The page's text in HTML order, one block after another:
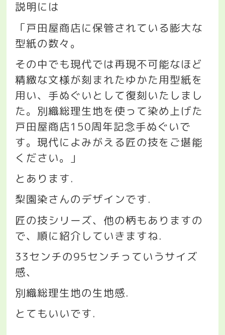
説明には
「戸田屋商店に保管されている膨大な
型紙の数々。
その中でも現代では再現不可能なほど
精緻な文様が刻まれたゆかた用型紙を
用い、手ぬぐいとして復刻いたしまし
た。別織総理生地を使って染め上げた
戸田屋商店150周年記念手ぬぐいで
す。現代によみがえる匠の技をご堪能
ください。」
とあります.
梨園染さんのデザインです.
匠の技シリーズ、他の柄もありますの
で、順に紹介していきますね.
33センチの95センチっていうサイズ
感、
別織総理生地の生地感.
とてもいいです.